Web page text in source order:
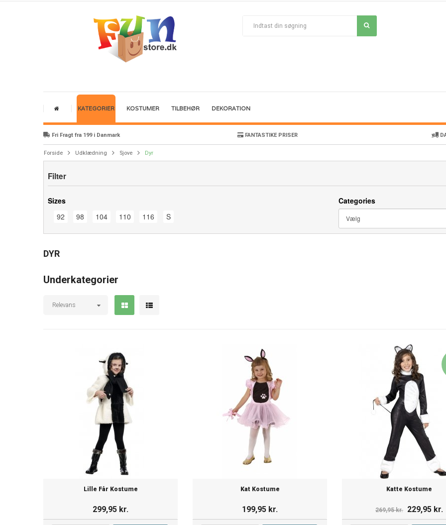
KATEGORIER KOSTUMER TILBEHØR DEKORATION
Fri Fragt fra 199 i Danmark FANTASTIKE PRISER
Forside Udklædning Sjove Dyr
Filter
Sizes
92
98 104 110 116 S
Categories
DYR
Underkategorier
Relevans
Lille Får Kostume
299,95 kr.
Kat Kostume
199,95 kr.
Katte Kostume
269,95 kr. 229,95 kr.